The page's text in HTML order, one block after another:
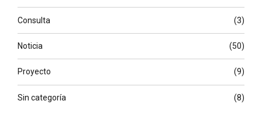
Consulta (3)
Noticia (50)
Proyecto (9)
Sin categoría (8)